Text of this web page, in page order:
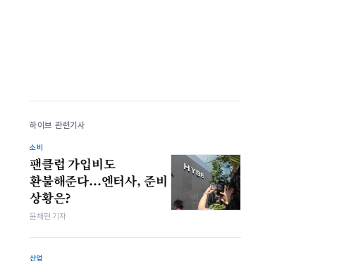
하이브 관련기사
소비
팬클럽 가입비도
환불해준다...엔터사, 준비
상황은?
윤채현 기자
산업